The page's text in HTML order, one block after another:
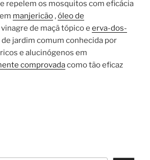
repelem os mosquitos com eficácia
manjericão,óleo de
vinagre de maçã tópico e erva-dos-
jardim comum conhecida por
e alucinógenos em
comprovadacomo tão eficaz